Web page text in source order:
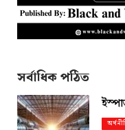
সর্বাধিক পঠিত